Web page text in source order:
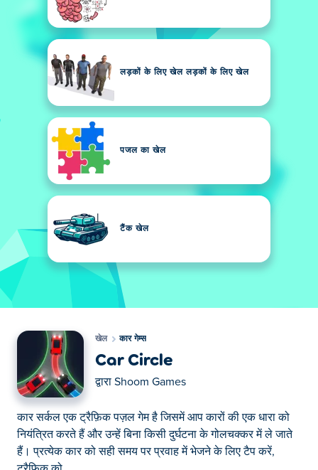
लड़कों के लिए खेल लड़कों के लिए खेल
पजल का खेल
टैंक खेल
खेल कार गेम्स
Car Circle
द्वारा Shoom Games
कार सर्कल एक ट्रैफ़िक पज़ल गेम है जिसमें आप कारों की एक धारा को
नियंत्रित करते हैं और उन्हें बिना किसी दुर्घटना के गोलचक्कर में ले जाते
हैं। प्रत्येक कार को सही समय पर प्रवाह में भेजने के लिए टैप करें,